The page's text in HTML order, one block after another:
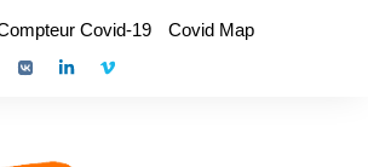
Covid-19 Covid Map